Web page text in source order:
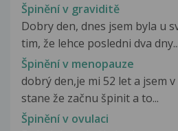
Špinění v graviditě
Dobry den, dnes jsem byla u
tim, že lehce posledni dva dny...
Špinění v menopauze
dobrý den,je mi 52 let a jsem
stane že začnu špinit a to...
Špinění v ovulaci